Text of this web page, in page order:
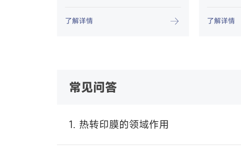
了解详情 了解详情
常见问答
1. 热转印膜的领域作用